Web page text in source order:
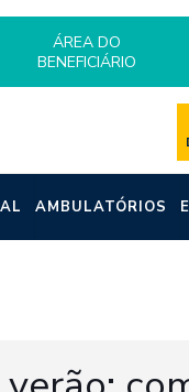
ÁREA DO
BENEFICIÁRIO
AMBULATÓRIOS